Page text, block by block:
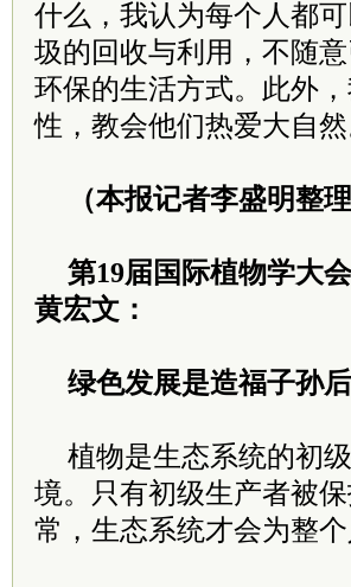
什么，我认为每个人都
圾的回收与利用，不随
环保的生活方式。此外
性，教会他们热爱大自然
（本报记者李盛明整理
第19届国际植物学大
黄宏文：
绿色发展是造福子孙
植物是生态系统的初
境。只有初级生产者被
常，生态系统才会为整